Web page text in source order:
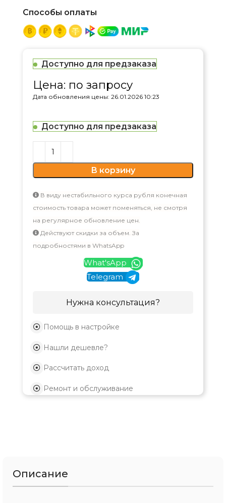
Способы оплаты
Доступно для предзаказа
Цена: по запросу
Дата обновления цены: 26.01.2026 10:23
Доступно для предзаказа
В корзину
В виду нестабильного курса рубля конечная
стоимость товара может поменяться, не смотря
на регулярное обновление цен.
Действуют скидки за объем. За
подробностями в WhatsApp
What'sApp
Telegram
Нужна консультация?
Помощь в настройке
Нашли дешевле?
Рассчитать доход
Ремонт и обслуживание
Описание